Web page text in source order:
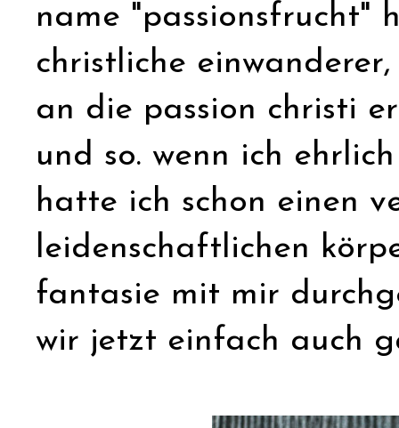
name "passionsfrucht"
christliche
an die passion christi
und so. wenn ich
hatte ich schon einen
leidenschaftlichen
fantasie mit mir
wir jetzt einfach auch